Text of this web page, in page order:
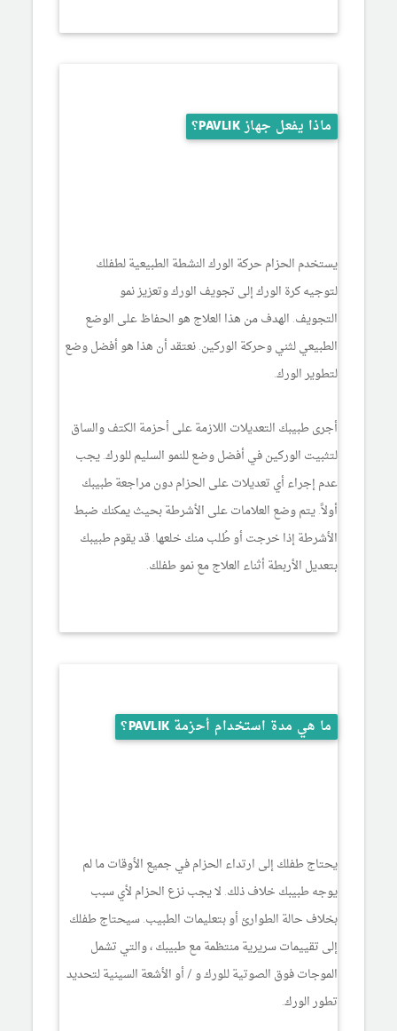
ماذا يفعل جهاز PAVLIK؟
يستخدم الحزام حركة الورك النشطة الطبيعية لطفلك
لتوجيه كرة الورك إلى تجويف الورك وتعزيز نمو
التجويف. الهدف من هذا العلاج هو الحفاظ على الوضع
الطبيعي لثني وحركة الوركين. نعتقد أن هذا هو أفضل وضع
لتطوير الورك.
أجرى طبيبك التعديلات اللازمة على أحزمة الكتف والساق
لتثبيت الوركين في أفضل وضع للنمو السليم للورك. يجب
عدم إجراء أي تعديلات على الحزام دون مراجعة طبيبك
أولاً. يتم وضع العلامات على الأشرطة بحيث يمكنك ضبط
الأشرطة إذا خرجت أو طُلب منك خلعها. قد يقوم طبيبك
بتعديل الأربطة أثناء العلاج مع نمو طفلك.
ما هي مدة استخدام أحزمة PAVLIK؟
يحتاج طفلك إلى ارتداء الحزام في جميع الأوقات ما لم
يوجه طبيبك خلاف ذلك. لا يجب نزع الحزام لأي سبب
بخلاف حالة الطوارئ أو بتعليمات الطبيب. سيحتاج طفلك
إلى تقييمات سريرية منتظمة مع طبيبك ، والتي تشمل
الموجات فوق الصوتية للورك و / أو الأشعة السينية لتحديد
تطور الورك.